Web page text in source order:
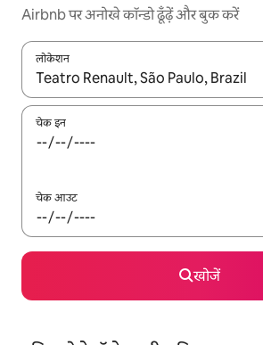
Airbnb पर अनोखे कॉन्डो ढूँढ़ें और बुक करें
लोकेशन
नतीजों के उपलब्ध होने पर, अप और डाउन 'ऐरो
चेक इन
चेक आउट
खोजें